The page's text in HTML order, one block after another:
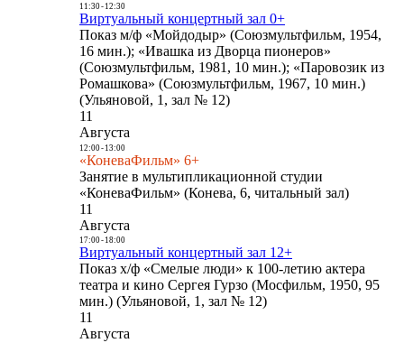
11:30- 12:30
Виртуальный концертный зал 0+
Показ м/ф «Мойдодыр» (Союзмультфильм, 1954,
16 мин.); «Ивашка из Дворца пионеров»
(Союзмультфильм, 1981, 10 мин.); «Паровозик из
Ромашкова» (Союзмультфильм, 1967, 10 мин.)
(Ульяновой, 1, зал № 12)
11
Августа
12:00- 13:00
«КоневаФильм» 6+
Занятие в мультипликационной студии
«КоневаФильм» (Конева, 6, читальный зал)
11
Августа
17:00- 18:00
Виртуальный концертный зал 12+
Показ х/ф «Смелые люди» к 100-летию актера
театра и кино Сергея Гурзо (Мосфильм, 1950, 95
мин.) (Ульяновой, 1, зал № 12)
11
Августа